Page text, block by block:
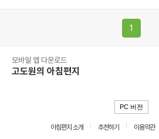
1
모바일 앱 다운로드
고도원의 아침편지
PC 버전
아침편지 소개 추천하기 이용약관